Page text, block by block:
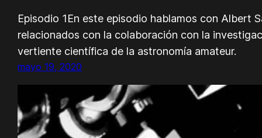
Episodio 1En este episodio hablamos con Albert
relacionados con la colaboración con la
vertiente científica de la astronomía amateur.
mayo 19, 2020